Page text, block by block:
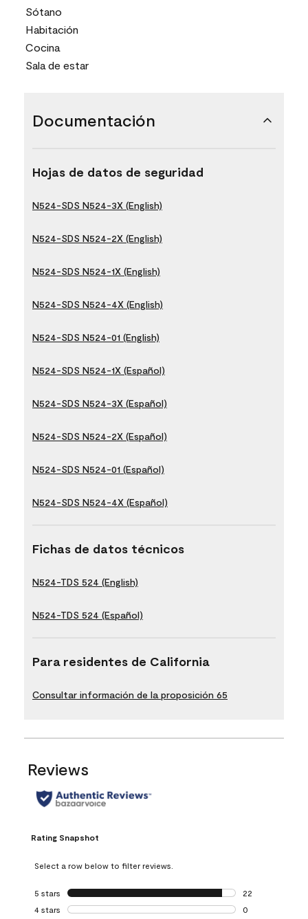
Sótano
Habitación
Cocina
Sala de estar
Documentación
Hojas de datos de seguridad
N524-SDS N524-3X (English)
N524-SDS N524-2X (English)
N524-SDS N524-1X (English)
N524-SDS N524-4X (English)
N524-SDS N524-01 (English)
N524-SDS N524-1X (Español)
N524-SDS N524-3X (Español)
N524-SDS N524-2X (Español)
N524-SDS N524-01 (Español)
N524-SDS N524-4X (Español)
Fichas de datos técnicos
N524-TDS 524 (English)
N524-TDS 524 (Español)
Para residentes de California
Consultar información de la proposición 65
Reviews
Rating Snapshot
Select a row below to filter reviews.
5 stars stars
22
22 reviews with
4 stars stars
0